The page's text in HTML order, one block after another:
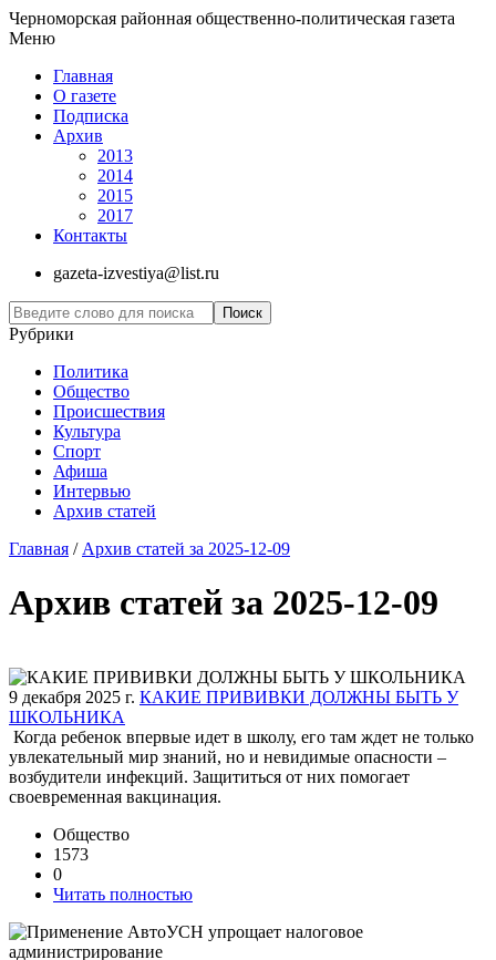
Черноморская районная общественно-политическая газета
Меню
Главная
О газете
Подписка
Архив
2013
2014
2015
2017
Контакты
gazeta-izvestiya@list.ru
Рубрики
Политика
Общество
Проиcшествия
Культура
Спорт
Афиша
Интервью
Архив статей
Главная / Архив статей за 2025-12-09
Архив статей за 2025-12-09
9 декабря 2025 г. КАКИЕ ПРИВИВКИ ДОЛЖНЫ БЫТЬ У
ШКОЛЬНИКА
Когда ребенок впервые идет в школу, его там ждет не только
увлекательный мир знаний, но и невидимые опасности –
возбудители инфекций. Защититься от них помогает
своевременная вакцинация.
Общество
1573
0
Читать полностью